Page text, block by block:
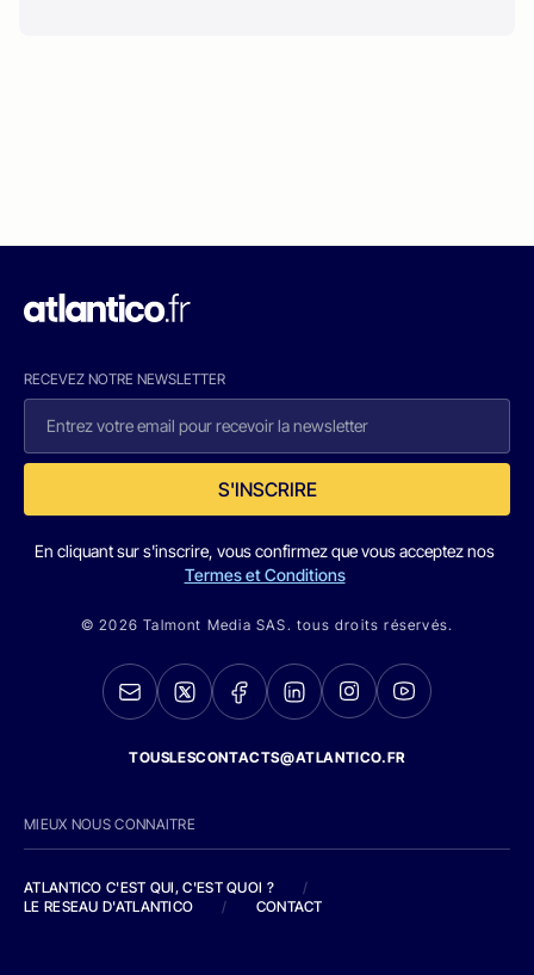
RECEVEZ NOTRE NEWSLETTER
S'INSCRIRE
En cliquant sur s'inscrire, vous confirmez que vous acceptez nos
Termes et Conditions
© 2026 Talmont Media SAS. tous droits réservés.
TOUSLESCONTACTS@ATLANTICO.FR
MIEUX NOUS CONNAITRE
ATLANTICO C'EST QUI, C'EST QUOI ?
/
LE RESEAU D'ATLANTICO
/ CONTACT